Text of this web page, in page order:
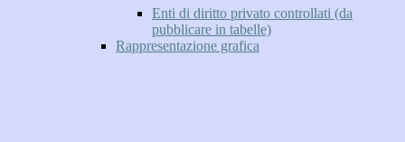
Enti di diritto privato controllati (da
pubblicare in tabelle)
Rappresentazione grafica